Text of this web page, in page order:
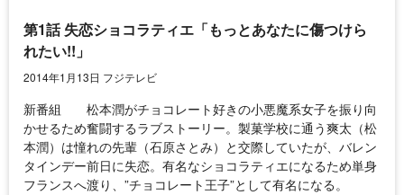
第1話 失恋ショコラティエ「もっとあなたに傷つけら
れたい!!」
2014年1月13日 フジテレビ
新番組 松本潤がチョコレート好きの小悪魔系女子を振り向
かせるため奮闘するラブストーリー。製菓学校に通う爽太（松
本潤）は憧れの先輩（石原さとみ）と交際していたが、バレン
タインデー前日に失恋。有名なショコラティエになるため単身
フランスへ渡り、”チョコレート王子”として有名になる。